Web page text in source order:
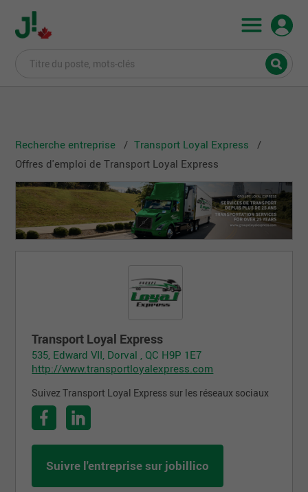
Recherche entreprise
Transport Loyal Express
Offres d'emploi de Transport Loyal Express
Transport Loyal Express
535, Edward VII, Dorval , QC H9P 1E7
http://www.transportloyalexpress.com
Suivez Transport Loyal Express sur les réseaux sociaux
Suivre l'entreprise sur jobillico